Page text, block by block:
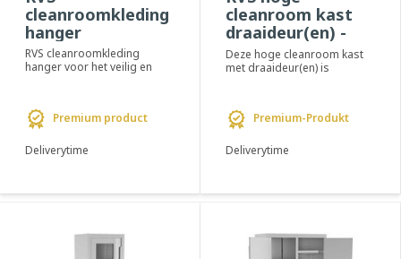
cleanroomkleding
hanger
RVS cleanroomkleding
hanger voor het veilig en
Premium product
Deliverytime
cleanroom kast
draaideur(en) -
PREMIUM
Deze hoge cleanroom kast
met draaideur(en) is
prod...
Premium-Produkt
Deliverytime